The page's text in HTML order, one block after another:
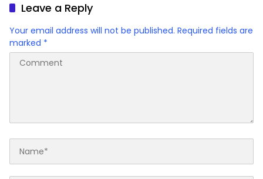
Leave a Reply
Your email address will not be published. Required fields are
marked *